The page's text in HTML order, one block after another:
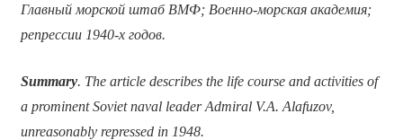
Главный морской штаб ВМФ; Военно-морская академия;
репрессии 1940-х годов.
Summary. The article describes the life course and activities of
a prominent Soviet naval leader Admiral V.A. Alafuzov,
unreasonably repressed in 1948.